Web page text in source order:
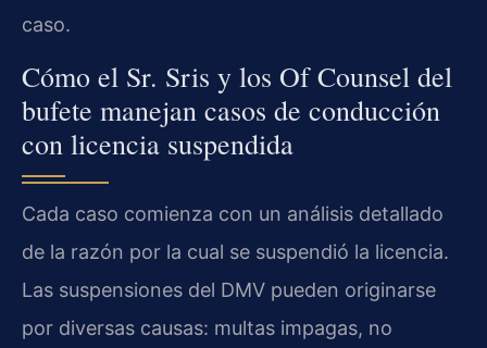
caso.
Cómo el Sr. Sris y los Of Counsel del
bufete manejan casos de conducción
con licencia suspendida
Cada caso comienza con un análisis detallado
de la razón por la cual se suspendió la licencia.
Las suspensiones del DMV pueden originarse
por diversas causas: multas impagas, no